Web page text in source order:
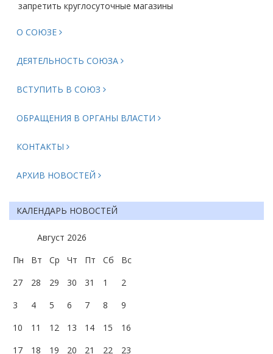
запретить круглосуточные магазины
О СОЮЗЕ
ДЕЯТЕЛЬНОСТЬ СОЮЗА
ВСТУПИТЬ В СОЮЗ
ОБРАЩЕНИЯ В ОРГАНЫ ВЛАСТИ
КОНТАКТЫ
АРХИВ НОВОСТЕЙ
КАЛЕНДАРЬ НОВОСТЕЙ
Август 2026
Пн
Вт Ср Чт Пт Сб
Вс
27
28 29 30 31 1
2
3
4 5 6 7 8
9
10
11 12 13 14 15
16
17
18 19 20 21 22
23